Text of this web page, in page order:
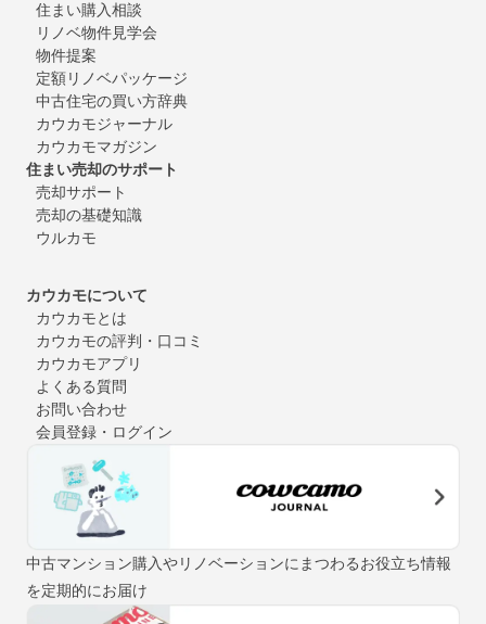
住まい購入相談
リノベ物件見学会
物件提案
定額リノベパッケージ
中古住宅の買い方辞典
カウカモジャーナル
カウカモマガジン
住まい売却のサポート
売却サポート
売却の基礎知識
ウルカモ
カウカモについて
カウカモとは
カウカモの評判・口コミ
カウカモアプリ
よくある質問
お問い合わせ
会員登録・ログイン
中古マンション購入やリノベーションにまつわるお役立ち情報
を定期的にお届け